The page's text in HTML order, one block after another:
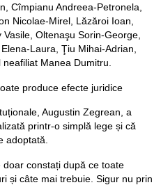
Cîmpianu Andreea-Petronela,
Nicolae-Mirel, Lăzăroi Ioan,
Oltenaşu Sorin-George,
Laura, Ţiu Mihai-Adrian,
Manea Dumitru.
produce efecte juridice
Augustin Zegrean, a
printr-o simplă lege și că
adoptată.
doar constați după ce toate
și câte mai trebuie. Sigur nu prin